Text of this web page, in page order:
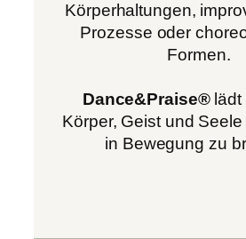
Körperhaltungen,
Prozesse oder
Formen.
Dance&Praise®lädt
Körper, Geist und
in Bewegung zu